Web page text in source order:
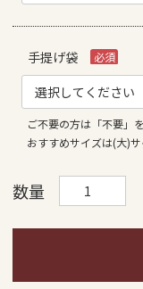
手提げ袋
(必
須)
ご不要の方は「不要」
おすすめサイズは(大)サ